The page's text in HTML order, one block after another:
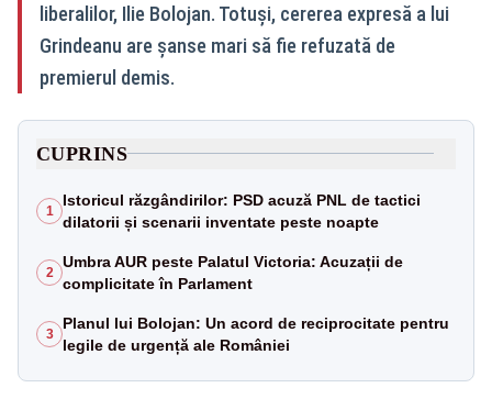
liberalilor, Ilie Bolojan. Totuși, cererea expresă a lui
Grindeanu are șanse mari să fie refuzată de
premierul demis.
CUPRINS
1
Istoricul răzgândirilor: PSD acuză PNL de tactici
dilatorii și scenarii inventate peste noapte
2
Umbra AUR peste Palatul Victoria: Acuzații de
complicitate în Parlament
3
Planul lui Bolojan: Un acord de reciprocitate pentru
legile de urgență ale României